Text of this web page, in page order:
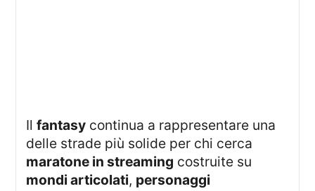
Ilfantasy continua a rappresentare una
delle strade più solide per chi cerca
maratone in streaming costruite su
mondi articolati, personaggi